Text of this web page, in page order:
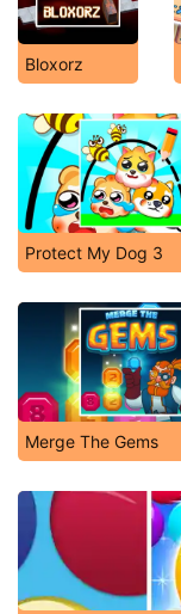
Bloxorz
Protect My Dog 3
Merge The Gems